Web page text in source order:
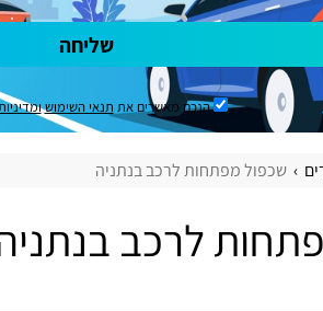
שליחה
הנכם מאשרים את תנאי השימוש
שכפול מפתחות לרכב בנתניה
לרכב